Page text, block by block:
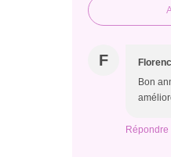
F
Bon
Répondre